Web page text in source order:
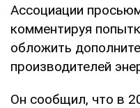
Ассоциации
комментируя
обложить
производителей
Он сообщил, что в